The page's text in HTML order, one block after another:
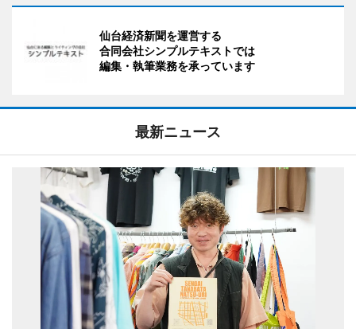
仙台経済新聞を運営する
合同会社シンプルテキストでは
編集・執筆業務を承っています
最新ニュース